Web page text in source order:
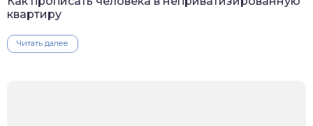
квартиру
Читать далее